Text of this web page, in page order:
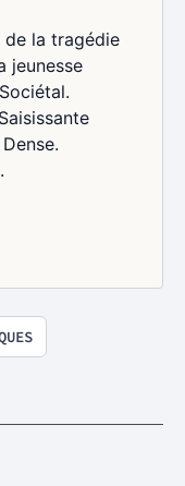
de la tragédie
jeunesse